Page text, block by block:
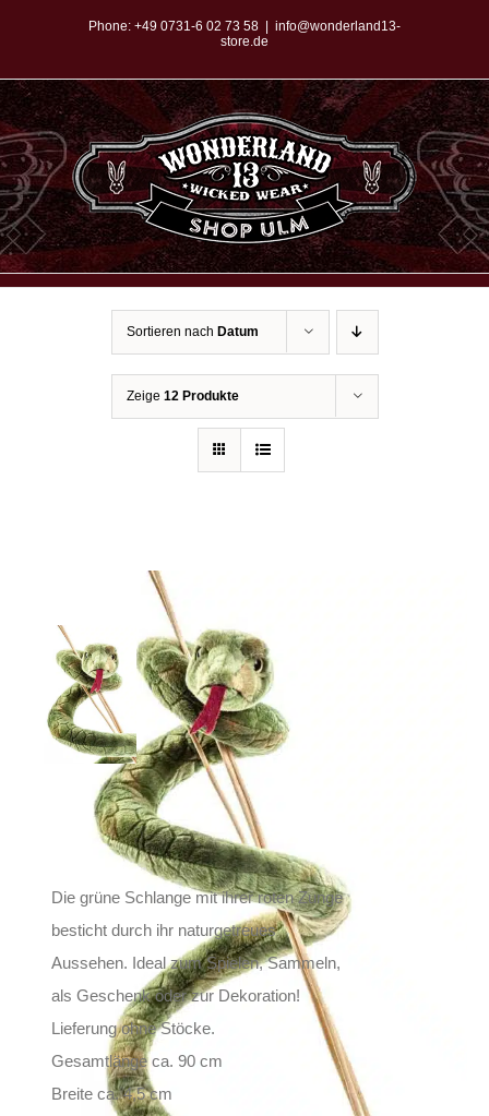
springen
Phone: +49 0731-6 02 73 58
info@wonderland13-
store.de
Sortieren nach Datum
Zeige 12 Produkte
UniToys Kuscheltier
Snake
24,90€
Inkl. MwSt.
zzgl.Versand
Lieferzeit: ca. 1-2 Tage DE, ca. 3-4 Tage EU
Die grüne Schlange mit ihrer roten Zunge
besticht durch ihr naturgetreues
Aussehen. Ideal zum Spielen, Sammeln,
als Geschenk oder zur Dekoration!
Lieferung ohne Stöcke.
Gesamtlänge ca. 90 cm
Breite ca. 4,5 cm